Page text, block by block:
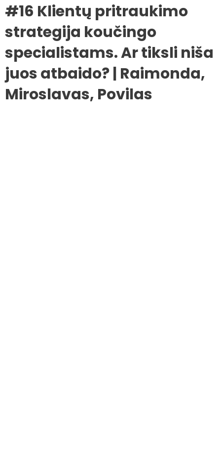
#16 Klientų pritraukimo
strategija koučingo
specialistams. Ar tiksli niša
juos atbaido? | Raimonda,
Miroslavas, Povilas